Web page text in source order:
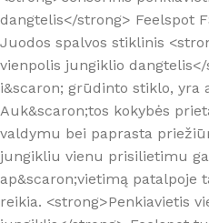
dangtelis</strong> Feelspot
Juodos spalvos stiklinis
vienpolis jungiklio
i&scaron; grūdinto stiklo, yra
Auk&scaron;tos kokybės
valdymu bei paprasta
jungikliu vienu prisilietimu
ap&scaron;vietimą patalpoje
reikia. <strong>Penkiavietis